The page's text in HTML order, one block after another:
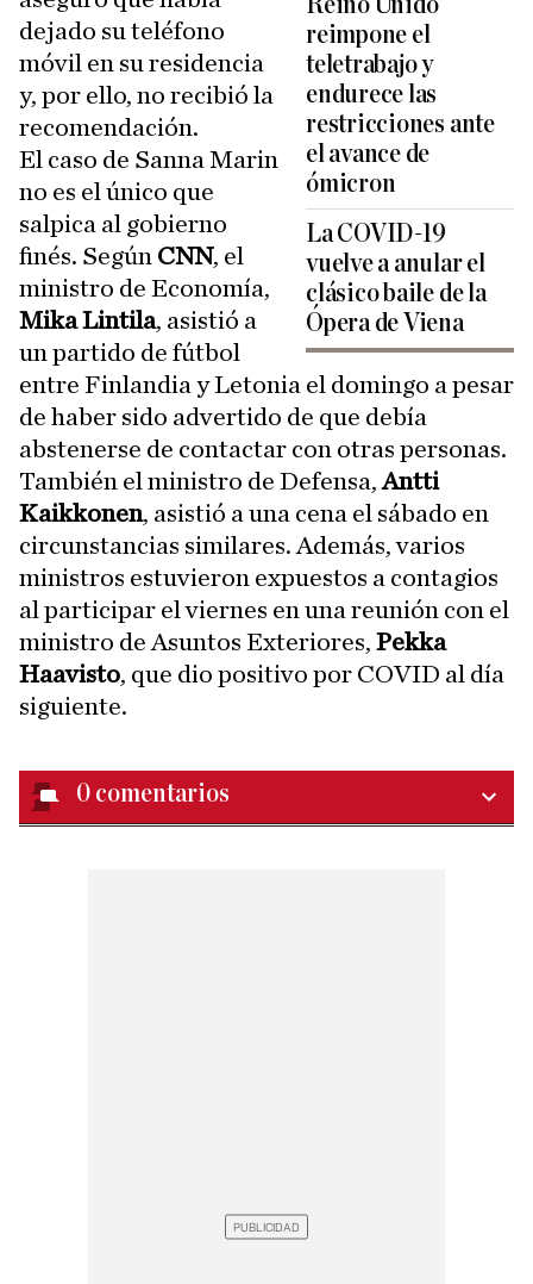
reimpone el
teletrabajo y
endurece las
restricciones ante
el avance de
ómicron
La COVID-19
vuelve a anular el
clásico baile de la
Ópera de Viena
dejado su teléfono
móvil en su residencia
y, por ello, no recibió la
recomendación.
El caso de Sanna Marin
no es el único que
salpica al gobierno
finés. Según CNN, el
ministro de Economía,
Mika Lintila, asistió a
un partido de fútbol
entre Finlandia y Letonia el domingo a pesar
de haber sido advertido de que debía
abstenerse de contactar con otras personas.
También el ministro de Defensa,Antti
Kaikkonen, asistió a una cena el sábado en
circunstancias similares. Además, varios
ministros estuvieron expuestos a contagios
al participar el viernes en una reunión con el
ministro de Asuntos Exteriores, Pekka
Haavisto, que dio positivo por COVID al día
siguiente.
0 comentarios